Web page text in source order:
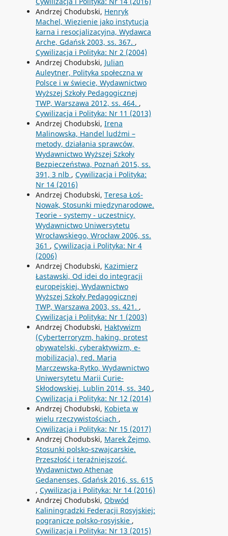
Andrzej Chodubski, Henryk
Machel, Więzienie jako instytucja
karna i resocjalizacyjna, Wydawca
Arche, Gdańsk 2003, ss. 367. ,
Cywilizacja i Polityka: Nr 2 (2004)
Andrzej Chodubski, Julian
Auleytner, Polityka społeczna w
Polsce i w świecie, Wydawnictwo
Wyższej Szkoły Pedagogicznej
TWP, Warszawa 2012, ss. 464. ,
Cywilizacja i Polityka: Nr 11 (2013)
Andrzej Chodubski, Irena
Malinowska, Handel ludźmi –
metody, działania sprawców,
Wydawnictwo Wyższej Szkoły
Bezpieczeństwa, Poznań 2015, ss.
391, 3 nlb , Cywilizacja i Polityka:
Nr 14 (2016)
Andrzej Chodubski, Teresa Łoś-
Nowak, Stosunki międzynarodowe.
Teorie - systemy - uczestnicy,
Wydawnictwo Uniwersytetu
Wrocławskiego, Wrocław 2006, ss.
361 , Cywilizacja i Polityka: Nr 4
(2006)
Andrzej Chodubski, Kazimierz
Łastawski, Od idei do integracji
europejskiej, Wydawnictwo
Wyższej Szkoły Pedagogicznej
TWP, Warszawa 2003, ss. 421. ,
Cywilizacja i Polityka: Nr 1 (2003)
Andrzej Chodubski, Haktywizm
(Cyberterroryzm, haking, protest
obywatelski, cyberaktywizm, e-
mobilizacja), red. Maria
Marczewska-Rytko, Wydawnictwo
Uniwersytetu Marii Curie-
Skłodowskiej, Lublin 2014, ss. 340 ,
Cywilizacja i Polityka: Nr 12 (2014)
Andrzej Chodubski, Kobieta w
wielu rzeczywistościach ,
Cywilizacja i Polityka: Nr 15 (2017)
Andrzej Chodubski, Marek Żejmo,
Stosunki polsko-szwajcarskie.
Przeszłość i teraźniejszość,
Wydawnictwo Athenae
Gedanenses, Gdańsk 2016, ss. 615
, Cywilizacja i Polityka: Nr 14 (2016)
Andrzej Chodubski, Obwód
Kaliningradzki Federacji Rosyjskiej:
pogranicze polsko-rosyjskie ,
Cywilizacja i Polityka: Nr 13 (2015)